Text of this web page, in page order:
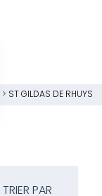
> ST GILDAS DE RHUYS
TRIER PAR